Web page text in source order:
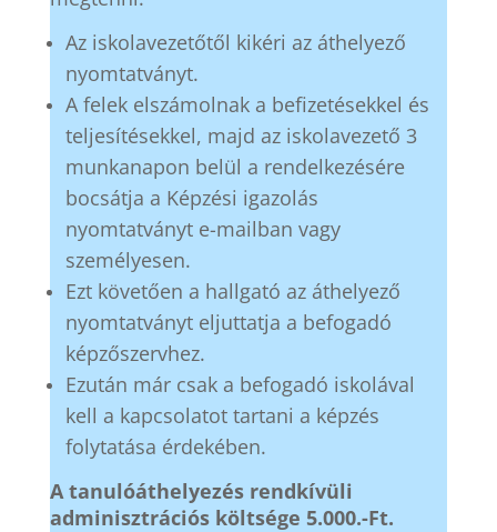
Az iskolavezetőtől kikéri az áthelyező
nyomtatványt.
A felek elszámolnak a befizetésekkel és
teljesítésekkel, majd az iskolavezető 3
munkanapon belül a rendelkezésére
bocsátja a Képzési igazolás
nyomtatványt e-mailban vagy
személyesen.
Ezt követően a hallgató az áthelyező
nyomtatványt eljuttatja a befogadó
képzőszervhez.
Ezután már csak a befogadó iskolával
kell a kapcsolatot tartani a képzés
folytatása érdekében.
A tanulóáthelyezés rendkívüli
adminisztrációs költsége 5.000.-Ft.